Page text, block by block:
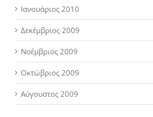
Ιανουάριος 2010
Δεκέμβριος 2009
Νοέμβριος 2009
Οκτώβριος 2009
Αύγουστος 2009